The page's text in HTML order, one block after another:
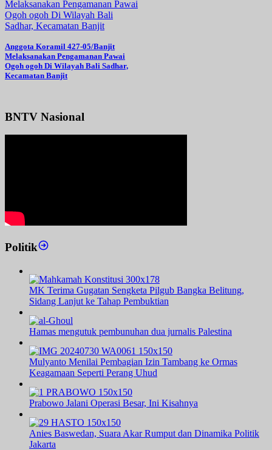
Anggota Koramil 427-05/Banjit
Melaksanakan Pengamanan Pawai
Ogoh ogoh Di Wilayah Bali Sadhar,
Kecamatan Banjit
BNTV Nasional
Politik
MK Terima Gugatan Sengketa Pilgub Bangka Belitung,
Sidang Lanjut ke Tahap Pembuktian
Hamas mengutuk pembunuhan dua jurnalis Palestina
Mulyanto Menilai Pembagian Izin Tambang ke Ormas
Keagamaan Seperti Perang Uhud
Prabowo Jalani Operasi Besar, Ini Kisahnya
Anies Baswedan, Suara Akar Rumput dan Dinamika Politik
Jakarta